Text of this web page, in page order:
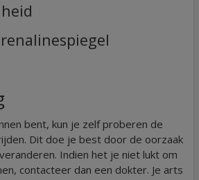
bent, kun je zelf proberen de
Dit doe je best door de oorzaak
Indien het je niet lukt om
contacteer dan een dokter. Je arts